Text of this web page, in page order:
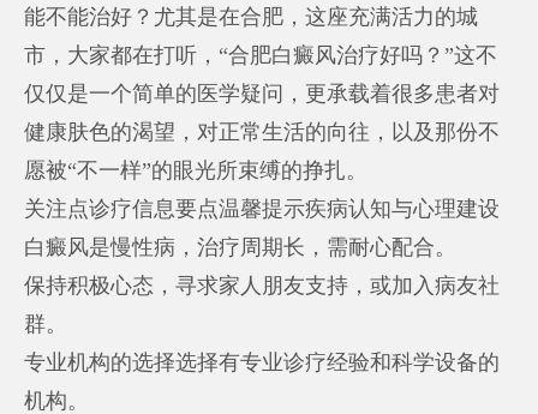
能不能治好？尤其是在合肥，这座充满活力的城
市，大家都在打听，“合肥白癜风治疗好吗？”这不
仅仅是一个简单的医学疑问，更承载着很多患者对
健康肤色的渴望，对正常生活的向往，以及那份不
愿被“不一样”的眼光所束缚的挣扎。
关注点诊疗信息要点温馨提示疾病认知与心理建设
白癜风是慢性病，治疗周期长，需耐心配合。
保持积极心态，寻求家人朋友支持，或加入病友社
群。
专业机构的选择选择有专业诊疗经验和科学设备的
机构。